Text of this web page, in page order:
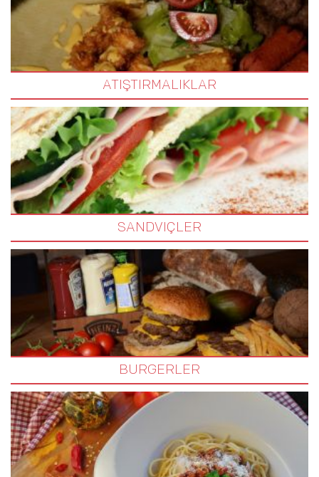
ATIŞTIRMALIKLAR
SANDVIÇLER
BURGERLER